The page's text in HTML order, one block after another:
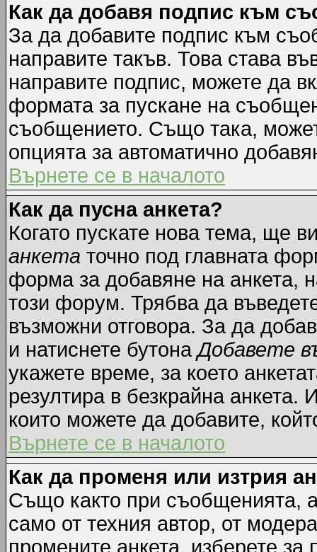
Как да добавя подпис към
За да добавите подпис към
направите такъв. Това става
направите подпис, можете да
формата за пускане на
съобщението. Също така,
опцията за автоматично
Върнете се в началото
Как да пусна анкета?
Когато пускате нова тема, ще
анкета точно под главната
форма за добавяне на анкета,
този форум. Трябва да
възможни отговора. За да
и натиснете бутонаДобавете
укажете време, за което
резултира в безкрайна
които можете да добавите,
Върнете се в началото
Как да променя или изтрия
Също както при съобщенията,
само от техния автор, от
промените анкета, изберете